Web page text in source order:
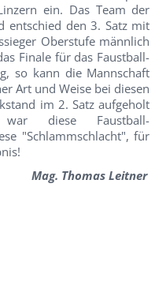
ein. Das Team der
entschied den 3. Satz mit
Oberstufe männlich
Finale für das Faustball-
so kann die Mannschaft
Art und Weise bei diesen
im 2. Satz aufgeholt
diese Faustball-
"Schlammschlacht", für
Mag. Thomas Leitner